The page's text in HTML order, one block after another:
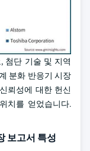
첨단 기술 및 지역
분화 반응기 시장
뢰성에 대한 헌신
치를 얻었습니다.
보고서 특성